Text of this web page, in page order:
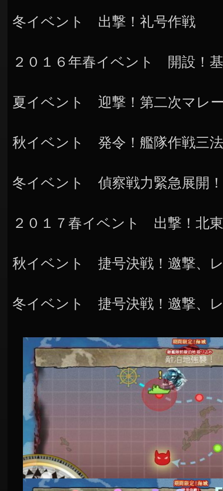
冬イベント 出撃！礼号作戦
２０１６年春イベント 開設！
夏イベント 迎撃！第二次マレ
秋イベント 発令！艦隊作戦三法
冬イベント 偵察戦力緊急展開
２０１７春イベント 出撃！北
秋イベント 捷号決戦！邀撃、
冬イベント 捷号決戦！邀撃、